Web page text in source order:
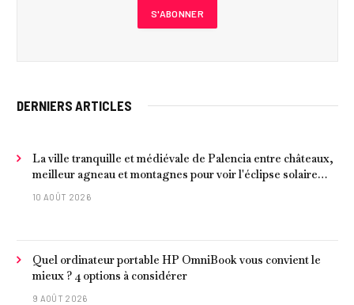
DERNIERS ARTICLES
La ville tranquille et médiévale de Palencia entre châteaux,
meilleur agneau et montagnes pour voir l'éclipse solaire
10 AOÛT 2026
Quel ordinateur portable HP OmniBook vous convient le
mieux ? 4 options à considérer
9 AOÛT 2026